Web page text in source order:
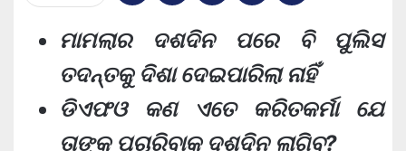
ମାମଲାର ଦଶଦିନ ପରେ ବି ପୁଲିସ
ତଦନ୍ତକୁ ଦିଶା ଦେଇପାରିଲା ନାହିଁ
ଡିଏଫଓ କଣ ଏତେ କରିତକର୍ମା ଯେ
ତାଙ୍କୁ ପଚାରିବାକୁ ଦଶଦିନ ଲାଗିବ?